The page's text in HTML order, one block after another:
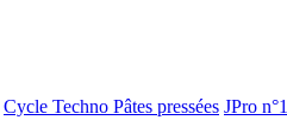
Cycle Techno Pâtes pressées JPro n°1